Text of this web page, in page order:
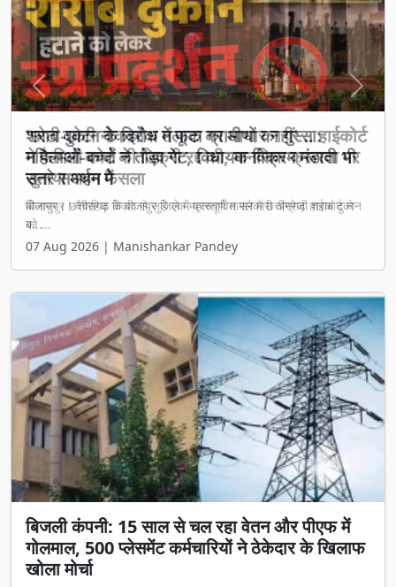
'छोटी-छोटी नोकझोंक तलाक का आधार नहीं'... हाईकोर्ट
ने फैमिली कोर्ट की डिक्री रद्द की, मानसिक क्रूरता पर
सुनाया अहम फैसला
बिलासपुर। वैवाहिक विवाद से जुड़े एक महत्वपूर्ण मामले में छत्तीसगढ़ हाईकोर्ट ने
ब...
07 Aug 2026 | Manishankar Pandey
Previous Next
बिजली कंपनी: 15 साल से चल रहा वेतन और पीएफ में
गोलमाल, 500 प्लेसमेंट कर्मचारियों ने ठेकेदार के खिलाफ
खोला मोर्चा